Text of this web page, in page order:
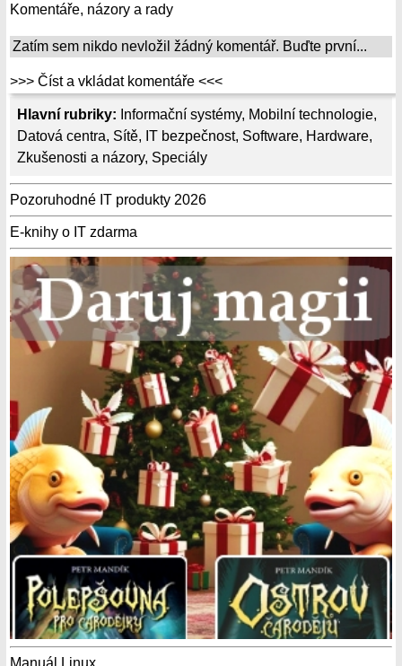
Hlavní rubriky: Informační systémy, Mobilní technologie,
Datová centra, Sítě, IT bezpečnost, Software, Hardware,
Zkušenosti a názory, Speciály
Pozoruhodné IT produkty 2026
E-knihy o IT zdarma
Manuál Linux
Komentáře, názory a rady
Zatím sem nikdo nevložil žádný komentář. Buďte první...
>>> Číst a vkládat komentáře <<<